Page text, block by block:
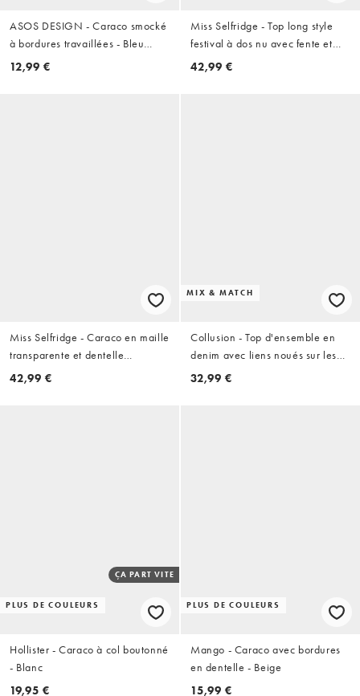
ASOS DESIGN - Caraco smocké
à bordures travaillées - Bleu
cendré
12,99 €
Miss Selfridge - Top long style
festival à dos nu avec fente et
liens noués à l'avant - Noir
42,99 €
Miss Selfridge - Caraco en maille
transparente et dentelle
contrastante - Crème
42,99 €
MIX & MATCH
Collusion - Top d'ensemble en
denim avec liens noués sur les
côtés - Bleu foncé délavé grunge
32,99 €
PLUS DE COULEURS
ÇA PART VITE
Hollister - Caraco à col boutonné
- Blanc
19,95 €
PLUS DE COULEURS
Mango - Caraco avec bordures
en dentelle - Beige
15,99 €